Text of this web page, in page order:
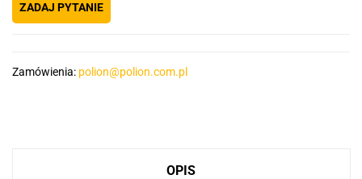
ZADAJ PYTANIE
Zamówienia: polion@polion.com.pl
OPIS